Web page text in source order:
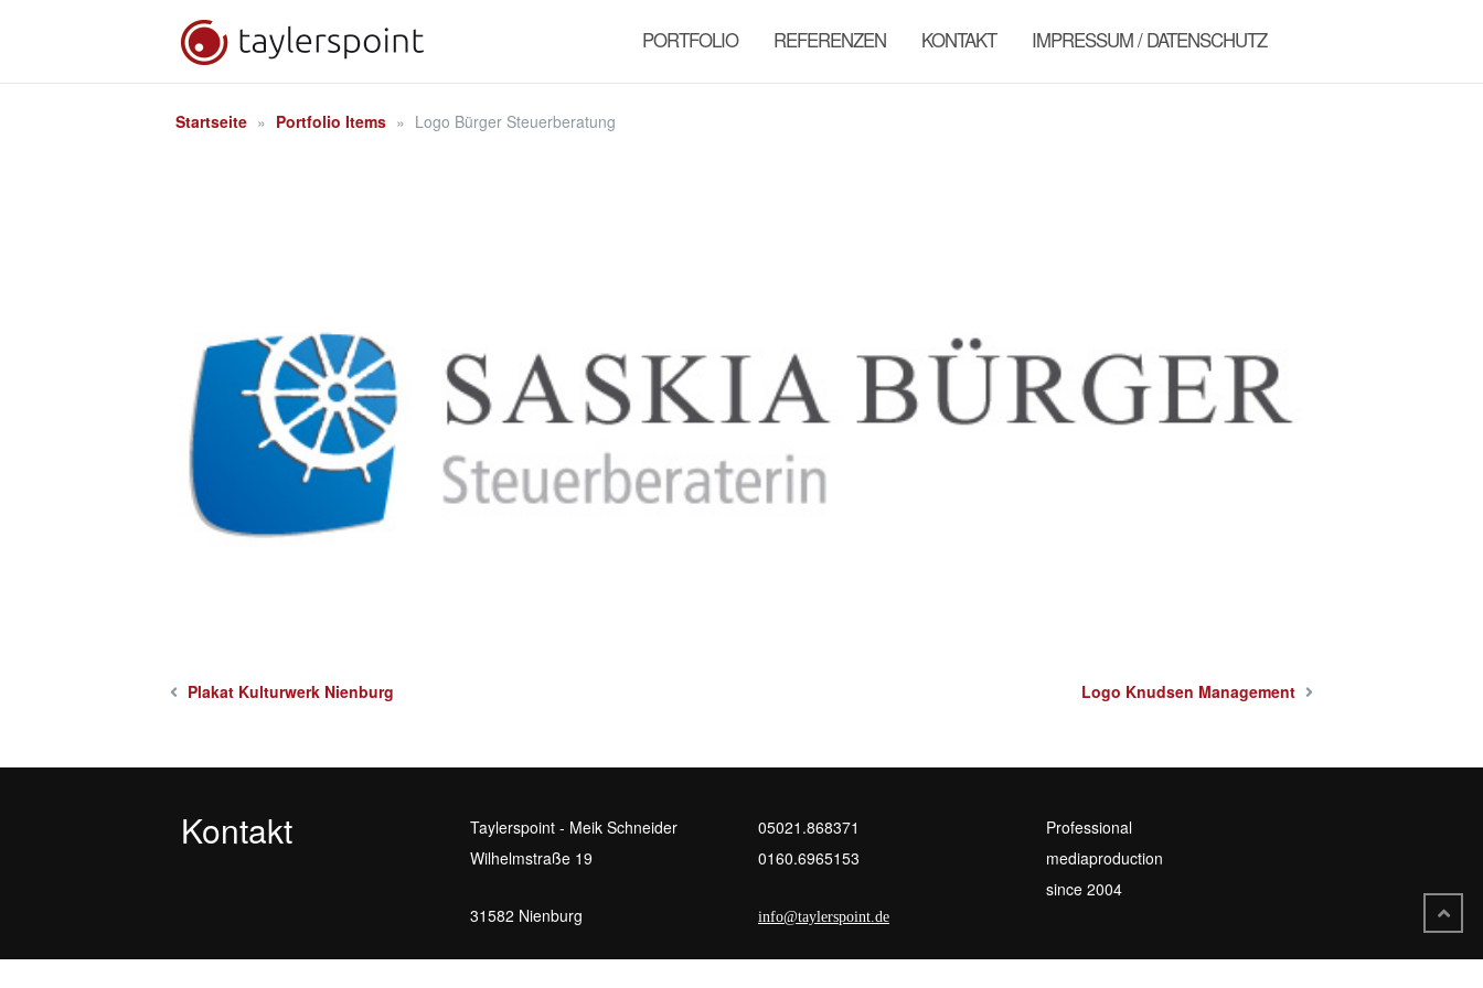
PORTFOLIO REFERENZEN KONTAKT IMPRESSUM / DATENSCHUTZ
Startseite » Portfolio Items » Logo Bürger Steuerberatung
Plakat Kulturwerk Nienburg Logo Knudsen Management
Kontakt
Taylerspoint - Meik Schneider
Wilhelmstraße 19
31582 Nienburg
05021.868371
0160.6965153
info@taylerspoint.de
Professional
mediaproduction
since 2004